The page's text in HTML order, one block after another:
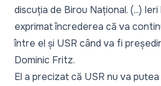
discuția de Birou Național. (...)
exprimat încrederea că va
între el și USR când va fi
Dominic Fritz.
El a precizat că USR nu va